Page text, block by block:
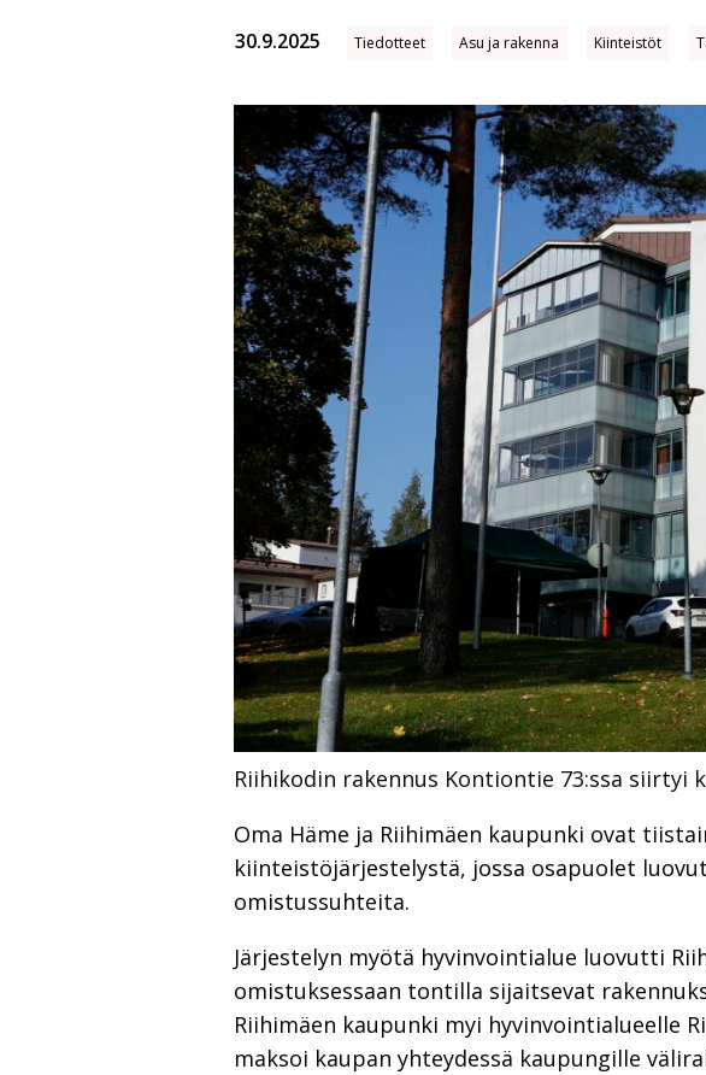
30.9.2025 Tiedotteet Asu ja rakenna Kiinteistöt
Riihikodin rakennus Kontiontie 73:ssa siirtyi
Oma Häme ja Riihimäen kaupunki ovat
kiinteistöjärjestelystä, jossa osapuolet
omistussuhteita.
Järjestelyn myötä hyvinvointialue luovutti
omistuksessaan tontilla sijaitsevat
Riihimäen kaupunki myi hyvinvointialueelle
maksoi kaupan yhteydessä kaupungille